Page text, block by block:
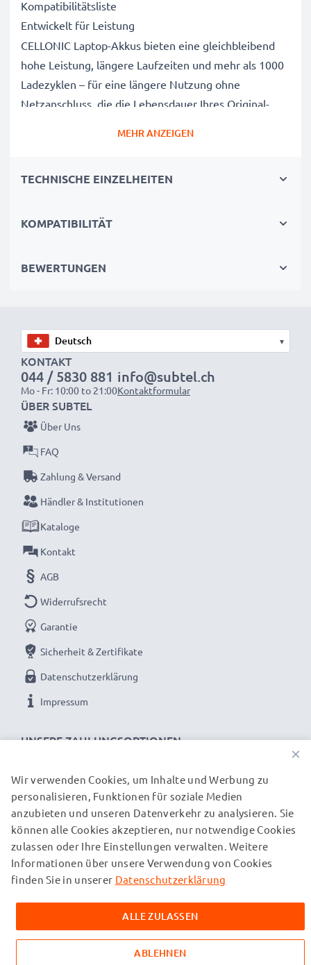
Kompatibilitätsliste
Entwickelt für Leistung
CELLONIC Laptop-Akkus bieten eine gleichbleibend
hohe Leistung, längere Laufzeiten und mehr als 1000
Ladezyklen – für eine längere Nutzung ohne
Netzanschluss, die die Lebensdauer Ihres Original-
getestet, um ein optimales Sicherheitsniveau zu
Kurzschluss-, Überhitzungs- und
Garantie
Geld sparen, der Umwelt dienen
Tauschen Sie den Akku aus, nicht Ihren Laptop. Das ist
die klügere, billigere und umweltfreundlichere Wahl –
Recycling und reduzieren unnötigen Abfall
Schnelle Lieferung. 30 Tage Rückgaberecht.
Bestellen Sie jetzt!
MEHR ANZEIGEN
TECHNISCHE EINZELHEITEN
KOMPATIBILITÄT
BEWERTUNGEN
▾
KONTAKT
044 / 5830 881
Mo - Fr: 10:00 to 21:00
info@subtel.ch
Kontaktformular
UNSERE ZAHLUNGSOPTIONEN
ÜBER SUBTEL
Über Uns
FAQ
Zahlung & Versand
Händler & Institutionen
Kataloge
Kontakt
AGB
Widerrufsrecht
Garantie
Sicherheit & Zertifikate
Datenschutzerklärung
Impressum
UNSERE VERSANDPARTNER
© subtel.ch 2026
Alle Preise verstehen sich inklusive Mehrwertsteuer und
zuzüglich Versandkosten. Bitte beachten Sie, dass alle
Inhaber sind und ausschließlich zur Information über unsere
Produkte auf unseren Webseiten genannt werden.
×
Wir verwenden Cookies, um Inhalte und Werbung zu
personalisieren, Funktionen für soziale Medien
anzubieten und unseren Datenverkehr zu analysieren. Sie
können alle Cookies akzeptieren, nur notwendige Cookies
zulassen oder Ihre Einstellungen verwalten. Weitere
Informationen über unsere Verwendung von Cookies
finden Sie in unserer Datenschutzerklärung
ALLE ZULASSEN
ABLEHNEN